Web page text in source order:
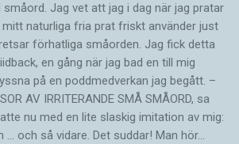
Jag vet att jag i dag när jag pratar
naturliga fria prat friskt använder just
förhatliga småorden. Jag fick detta
en gång när jag bad en till mig
på en poddmedverkan jag begått. –
AV IRRITERANDE SMÅ SMÅORD, sa
nu med en lite slaskig imitation av mig:
… och så vidare. Det suddar! Man hör…